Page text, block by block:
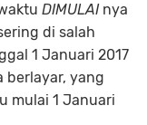
DIMULAInya
di salah
1 Januari 2017
berlayar, yang
mulai 1 Januari